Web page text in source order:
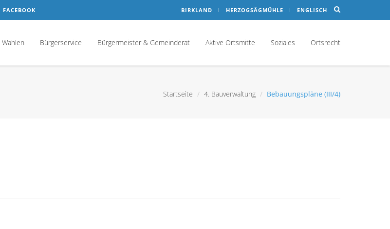
FACEBOOK BIRKLAND HERZOGSÄGMÜHLE ENGLISCH
Wahlen Bürgerservice Bürgermeister & Gemeinderat Aktive Ortsmitte Soziales Ortsrecht
Startseite 4. Bauverwaltung Bebauungspläne (III/4)